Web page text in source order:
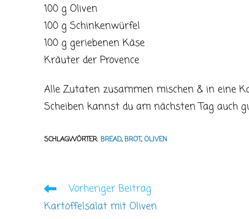
100 g Oliven
100 g Schinkenwürfel
100 g geriebenen Käse
Kräuter der Provence
Alle Zutaten zusammen mischen & in eine
Scheiben kannst du am nächsten Tag auch
SCHLAGWÖRTER: BREAD, BROT, OLIVEN
Weitere
ansehen
Vorheriger Beitrag
Kartoffelsalat mit Oliven